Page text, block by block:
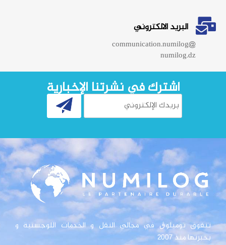
البريد الالكتروني
communication.numilog@
numilog.dz
اشترك في نشرتنا الإخبارية
تتفوق نوميلوڨ في مجالي النقل و الخدمات اللوجستية و
بخبرتها منذ 2007